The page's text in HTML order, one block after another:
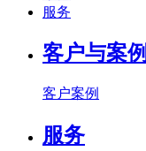
服务
客户与案例
客户案例
服务